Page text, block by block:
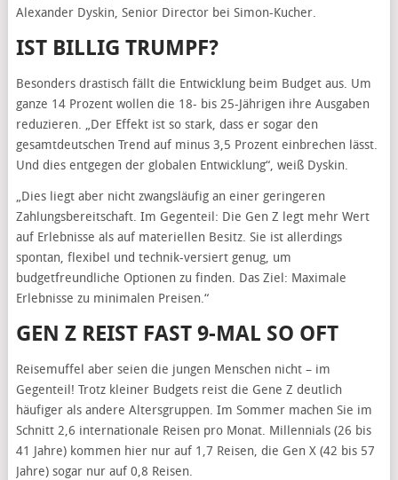
Alexander Dyskin, Senior Director bei Simon-Kucher.
IST BILLIG TRUMPF?
Besonders drastisch fällt die Entwicklung beim Budget aus. Um
ganze 14 Prozent wollen die 18- bis 25-Jährigen ihre Ausgaben
reduzieren. „Der Effekt ist so stark, dass er sogar den
gesamtdeutschen Trend auf minus 3,5 Prozent einbrechen lässt.
Und dies entgegen der globalen Entwicklung“, weiß Dyskin.
„Dies liegt aber nicht zwangsläufig an einer geringeren
Zahlungsbereitschaft. Im Gegenteil: Die Gen Z legt mehr Wert
auf Erlebnisse als auf materiellen Besitz. Sie ist allerdings
spontan, flexibel und technik-versiert genug, um
budgetfreundliche Optionen zu finden. Das Ziel: Maximale
Erlebnisse zu minimalen Preisen.“
GEN Z REIST FAST 9-MAL SO OFT
Reisemuffel aber seien die jungen Menschen nicht – im
Gegenteil! Trotz kleiner Budgets reist die Gene Z deutlich
häufiger als andere Altersgruppen. Im Sommer machen Sie im
Schnitt 2,6 internationale Reisen pro Monat. Millennials (26 bis
41 Jahre) kommen hier nur auf 1,7 Reisen, die Gen X (42 bis 57
Jahre) sogar nur auf 0,8 Reisen.